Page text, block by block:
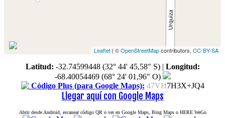
Leaflet | ©OpenStreetMapcontributors, CC-BY-SA
Latitud: -32.74599448 (32° 44' 45,58" S)| Longitud:
-68.40054469 (68° 24' 01,96" O)
Código Plus (para Google Maps): 47VH7H3X+JQ4
Llegar aquí con Google Maps
Abrir desde Android, escanear código QR o ver en Google Maps, Bing Maps o HERE WeGo